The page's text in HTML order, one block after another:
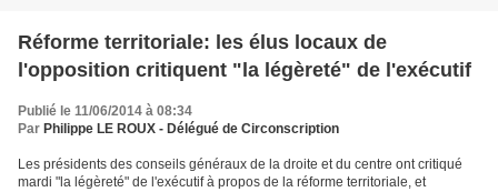
Réforme territoriale: les élus locaux de
l'opposition critiquent "la légèreté" de l'exécutif
Publié le 11/06/2014 à 08:34
Par Philippe LE ROUX - Délégué de Circonscription
Les présidents des conseils généraux de la droite et du centre ont critiqué
mardi "la légèreté" de l'exécutif à propos de la réforme territoriale, et